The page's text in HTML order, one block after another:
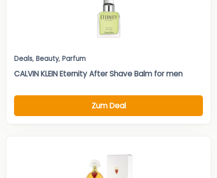
Deals, Beauty, Parfum
CALVIN KLEIN Eternity After Shave Balm for men
Zum Deal